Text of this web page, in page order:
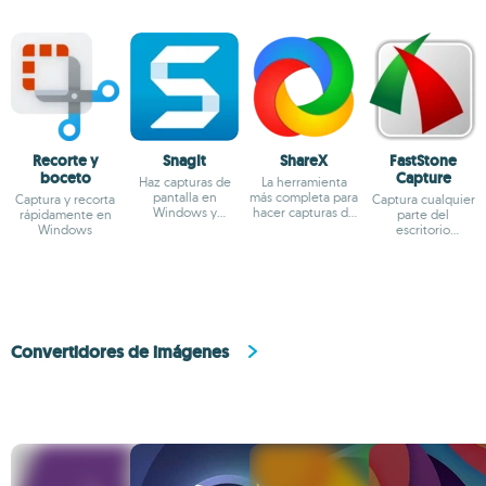
Recorte y
boceto
Captura y recorta
rápidamente en
Windows
SnagIt
Haz capturas de
pantalla en
Windows y
ShareX
La herramienta
más completa para
hacer capturas de
FastStone
Capture
Captura cualquier
parte del
escritorio
Convertidores de imágenes